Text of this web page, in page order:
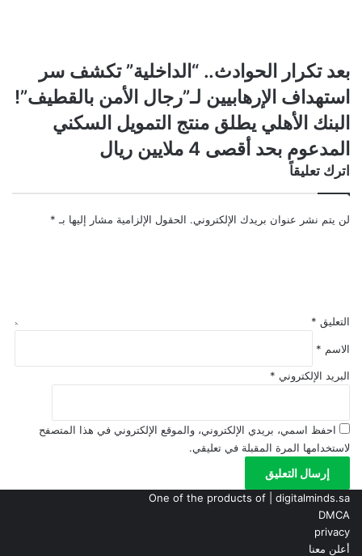
تكرار
الحوادث..
“الداخلية”
تكشف
سر
استهداف
الأمن
بعد تكرار الحوادث.. “الداخلية” تكشف سر
استهداف الإرهابيين لـ”رجال الأمن بالقطيف”!
البنك
الأهلي
يطلق
منتج
المدعوم
البنك الأهلي يطلق منتج التمويل السكني
المدعوم بحد أقصى 4 ملايين ريال
اترك تعليقاً
لن يتم نشر عنوان بريدك الإلكتروني. الحقول الإلزامية مشار إليها بـ *
التعليق *
الاسم *
البريد الإلكتروني *
احفظ اسمي، بريدي الإلكتروني، والموقع الإلكتروني في هذا المتصفح
لاستخدامها المرة المقبلة في تعليقي.
One of the products of | digitalminds.sa
DMCA
privacy
أعلن معنا